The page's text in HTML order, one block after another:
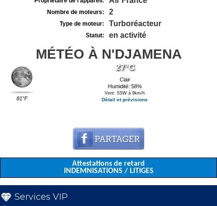
Nombre de moteurs: 2
Type de moteur: Turboréacteur
Statut: en activité
MÉTÉO À N'DJAMENA
81°F
27°C
Clair
Humidité: 58%
Vent: SSW à 9km/h
Détail et prévisions
Attestations de retard
INDEMNISATIONS / LITIGES
Services VIP